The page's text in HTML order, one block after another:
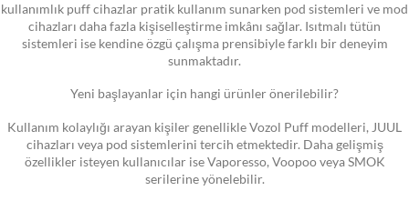
kullanımlık puff cihazlar pratik kullanım sunarken pod sistemleri ve mod
cihazları daha fazla kişiselleştirme imkânı sağlar. Isıtmalı tütün
sistemleri ise kendine özgü çalışma prensibiyle farklı bir deneyim
sunmaktadır.
Yeni başlayanlar için hangi ürünler önerilebilir?
Kullanım kolaylığı arayan kişiler genellikle Vozol Puff modelleri, JUUL
cihazları veya pod sistemlerini tercih etmektedir. Daha gelişmiş
özellikler isteyen kullanıcılar ise Vaporesso, Voopoo veya SMOK
serilerine yönelebilir.